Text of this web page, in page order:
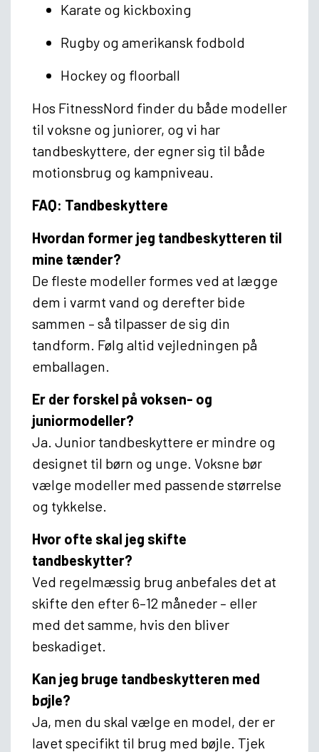
Karate og kickboxing
Rugby og amerikansk fodbold
Hockey og floorball
Hos FitnessNord finder du både modeller
til voksne og juniorer, og vi har
tandbeskyttere, der egner sig til både
motionsbrug og kampniveau.
FAQ: Tandbeskyttere
Hvordan former jeg tandbeskytteren til
mine tænder?
De fleste modeller formes ved at lægge
dem i varmt vand og derefter bide
sammen – så tilpasser de sig din
tandform. Følg altid vejledningen på
emballagen.
Er der forskel på voksen- og
juniormodeller?
Ja. Junior tandbeskyttere er mindre og
designet til børn og unge. Voksne bør
vælge modeller med passende størrelse
og tykkelse.
Hvor ofte skal jeg skifte
tandbeskytter?
Ved regelmæssig brug anbefales det at
skifte den efter 6–12 måneder – eller
med det samme, hvis den bliver
beskadiget.
Kan jeg bruge tandbeskytteren med
bøjle?
Ja, men du skal vælge en model, der er
lavet specifikt til brug med bøjle. Tjek